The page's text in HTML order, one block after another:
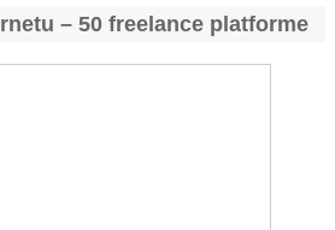
– 50 freelance platforme